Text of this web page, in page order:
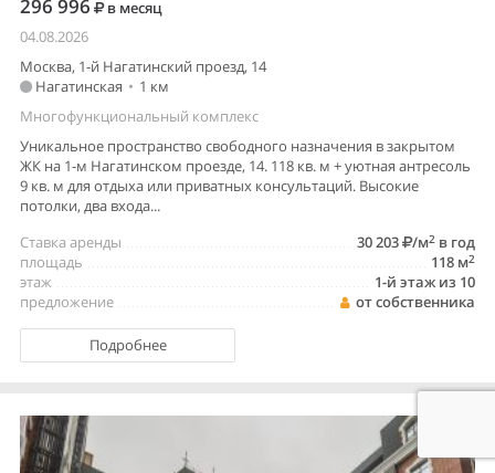
296 996
в месяц
04.08.2026
Москва, 1-й Нагатинский проезд, 14
Нагатинская • 1 км
Многофункциональный комплекс
Уникальное пространство свободного назначения в закрытом
ЖК на 1-м Нагатинском проезде, 14. 118 кв. м + уютная антресоль
9 кв. м для отдыха или приватных консультаций. Высокие
потолки, два входа...
30 203
/м2 в год
Ставка аренды
118 м2
площадь
1-й этаж из 10
этаж
от собственника
предложение
Подробнее